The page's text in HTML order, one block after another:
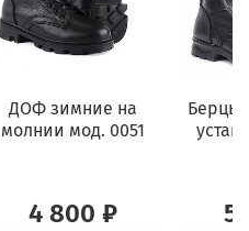
ДОФ зимние на
молнии мод. 0051
4 800 ₽
Берцы
5